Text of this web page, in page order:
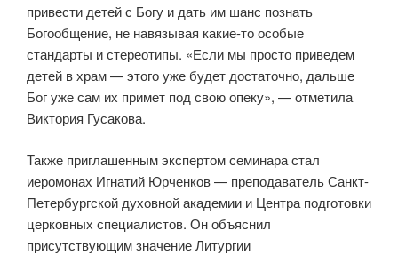
привести детей с Богу и дать им шанс познать
Богообщение, не навязывая какие-то особые
стандарты и стереотипы. «Если мы просто приведем
детей в храм — этого уже будет достаточно, дальше
Бог уже сам их примет под свою опеку», — отметила
Виктория Гусакова.
Также приглашенным экспертом семинара стал
иеромонах Игнатий Юрченков — преподаватель Санкт-
Петербургской духовной академии и Центра подготовки
церковных специалистов. Он объяснил
присутствующим значение Литургии